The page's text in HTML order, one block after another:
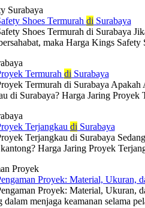
Surabaya
Shoes Termurah di Surabaya
Shoes Termurah di Surabaya
maka Harga Kings Safety
Termurah di Surabaya
Termurah di Surabaya
di Surabaya? Harga Jaring Proyek
Terjangkau di Surabaya
Terjangkau di Surabaya
Harga Jaring Proyek
Proyek
Proyek: Material, Ukuran,
Proyek: Material, Ukuran,
dalam menjaga keamanan selama